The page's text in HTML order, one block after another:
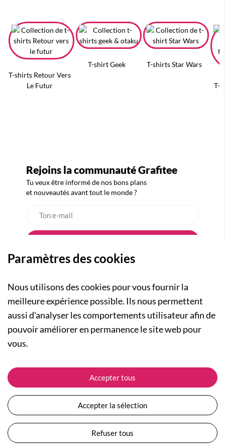
T-shirts Retour Vers
Le Futur
T-shirt Geek T-shirts Star Wars
T-
Rejoins la communauté Grafitee
Tu veux être informé de nos bons plans
et nouveautés avant tout le monde ?
A PROPOS
Qui sommes-nous ?
Actualités
Nos engagements
Plan du site
Devenir revendeur
NOS RUBRIQUES
Collection Femme
Collection Enfants
Les Totebags
Nos différents thèmes
ASSISTANCE
Suivre ma commande
Expédition et livraison
Retour et remboursement
Moyens de paiement
Questions / Réponses
Conditions générales de vente
Paramètres des cookies
Nous utilisons des cookies pour vous fournir la
meilleure expérience possible. Ils nous permettent
aussi d'analyser les comportements utilisateur afin de
pouvoir améliorer en permanence le site web pour
vous.
Accepter tous
Accepter la sélection
Refuser tous